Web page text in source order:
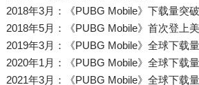
2018年3月：《PUBG Mobile》下载量突破
2018年5月：《PUBG Mobile》首次登上
2019年3月：《PUBG Mobile》全球下载量
2020年1月：《PUBG Mobile》全球下载量
2021年3月：《PUBG Mobile》全球下载量